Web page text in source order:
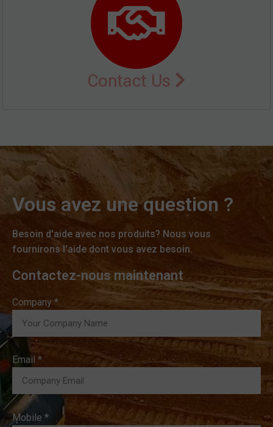
Contact Us
Vous avez une question ?
Besoin d'aide avec nos produits? Nous vous
fournirons l'aide dont vous avez besoin.
Contactez-nous maintenant
Company *
Email *
Mobile *